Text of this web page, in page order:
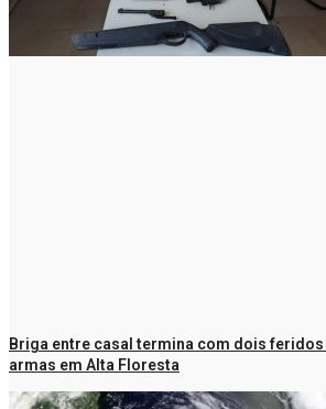
Briga entre casal termina com dois feridos
armas em Alta Floresta